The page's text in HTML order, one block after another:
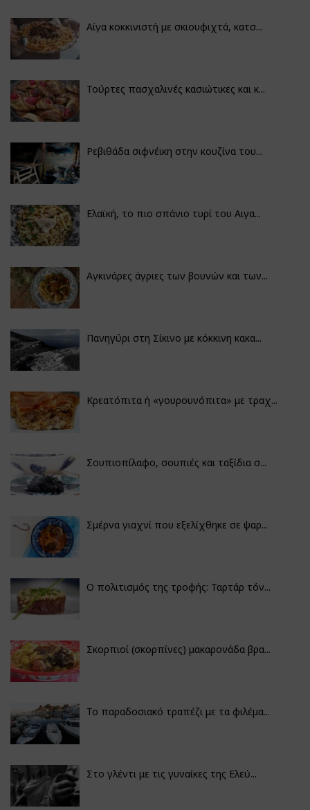
Αίγα κοκκινιστή με σκιουφιχτά, κατσ...
Τούρτες πασχαλινές κασιώτικες και κ...
Ρεβιθάδα σιφνέικη στην κουζίνα του...
Ελαϊκή, το πιο σπάνιο τυρί του Αιγα...
Αγκινάρες άγριες των βουνών και των...
Πανηγύρι στη Σίκινο με κόκκινη κακα...
Κρεατόπιτα ή «γουρουνόπιτα» με τραχ...
Σουπιοπίλαφο, σουπιές και ταξίδια σ...
Σμέρνα γιαχνί που εξελίχθηκε σε ψαρ...
Ο πολιτισμός της τροφής: Ταρτάρ τόν...
Σκορπιοί (σκορπίνες) μακαρονάδα βρα...
Το παραδοσιακό τραπέζι με τα φιλέμα...
Στο γλέντι με τις γυναίκες της Ελεύ...